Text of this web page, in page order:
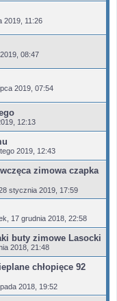
2019, 11:26
08:47
2019, 07:54
12:13
2019, 12:43
zimowa czapka
stycznia 2019, 17:59
17 grudnia 2018, 22:58
buty zimowe Lasocki
2018, 21:48
chłopięce 92
2018, 19:52